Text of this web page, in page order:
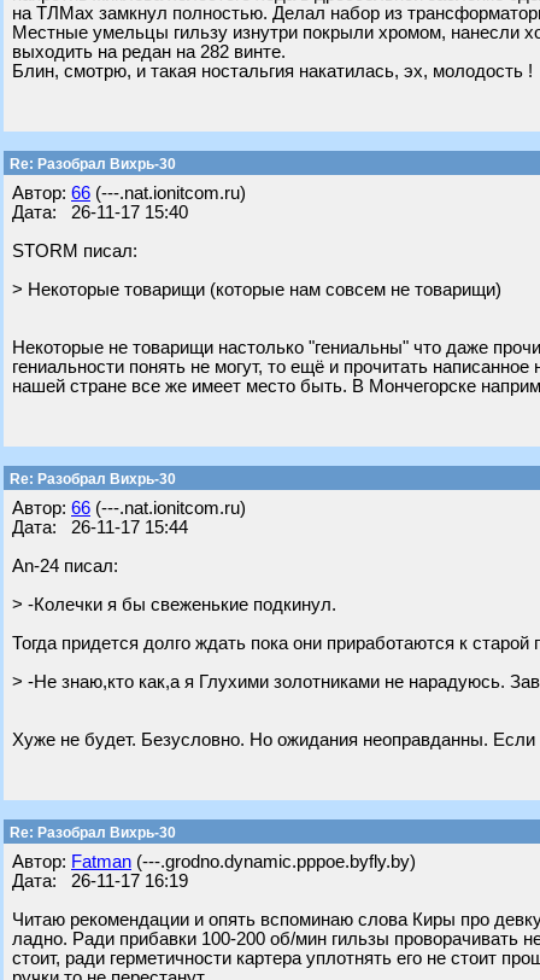
на ТЛМах замкнул полностью. Делал набор из
Местные умельцы гильзу изнутри покрыли хромом, нанесли
выходить на редан на 282 винте.
Блин, смотрю, и такая ностальгия накатилась, эх, молодость !
Re: Разобрал Вихрь-30
Автор: 66 (---.nat.ionitcom.ru)
Дата: 26-11-17 15:40
STORM писал:
> Некоторые товарищи (которые нам совсем не товарищи)
Некоторые не товарищи настолько "гениальны" что даже
гениальности понять не могут, то ещё и прочитать
нашей стране все же имеет место быть. В Мончегорске
Re: Разобрал Вихрь-30
Автор: 66 (---.nat.ionitcom.ru)
Дата: 26-11-17 15:44
An-24 писал:
> -Колечки я бы свеженькие подкинул.
Тогда придется долго ждать пока они приработаются к старой
> -Не знаю,кто как,а я Глухими золотниками не нарадуюсь.
Хуже не будет. Безусловно. Но ожидания неоправданны. Если
Re: Разобрал Вихрь-30
Автор: Fatman (---.grodno.dynamic.pppoe.byfly.by)
Дата: 26-11-17 16:19
Читаю рекомендации и опять вспоминаю слова Киры про
ладно. Ради прибавки 100-200 об/мин гильзы проворачивать
стоит, ради герметичности картера уплотнять его не стоит